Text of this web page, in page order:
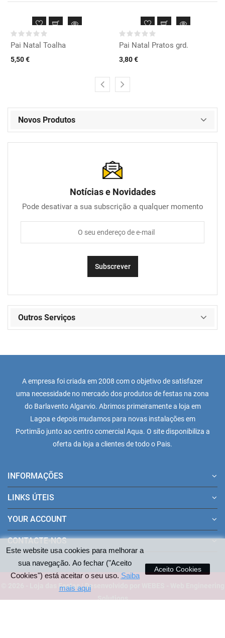
Este website usa cookies para melhorar a
sua navegação. Ao fechar ("Aceito
Cookies") está aceitar o seu uso. Saiba
mais aqui
Aceito Cookies
Pai Natal Toalha
5,50 €
Pai Natal Pratos grd.
3,80 €
Novos Produtos
Notícias e Novidades
Pode desativar a sua subscrição a qualquer momento
Outros Serviços
A empresa foi criada em 2008 com o objetivo de satisfazer
uma necessidade no mercado dos produtos de festas na zona
do Barlavento Algarvio. Abrimos primeiramente a loja em
Lagoa e depois mudamos para novas instalações em
Portimão junto ao centro comercial Aqua. O site disponibiliza a
oferta da loja a clientes de todo o Pais.
INFORMAÇÕES
LINKS ÚTEIS
YOUR ACCOUNT
CONTACTE-NOS
© 2026 - Loja das Festas | Desenvolvido por WEBES - Web Engineering
Solutions